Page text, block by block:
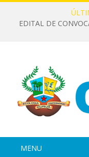
EDITAL DE
MENU